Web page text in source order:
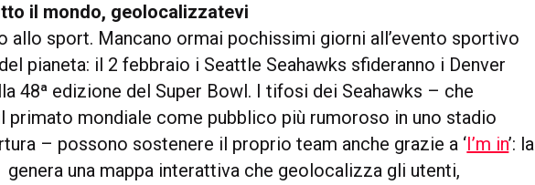
il mondo, geolocalizzatevi
allo sport. Mancano ormai pochissimi giorni all’evento sportivo
pianeta: il 2 febbraio i Seattle Seahawks sfideranno i Denver
48ª edizione del Super Bowl. I tifosi dei Seahawks – che
primato mondiale come pubblico più rumoroso in uno stadio
– possono sostenere il proprio team anche grazie a ‘I’m in’: la
una mappa interattiva che geolocalizza gli utenti,